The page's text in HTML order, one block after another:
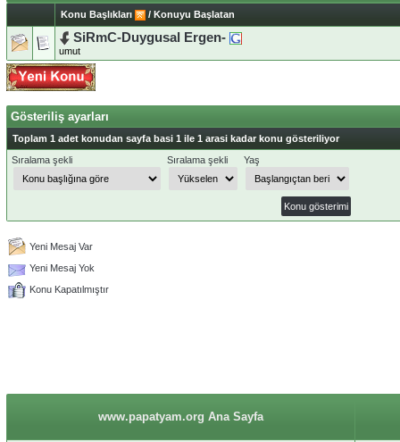
Konu Başlıkları / Konuyu Başlatan
SiRmC-Duygusal Ergen-
umut
Gösteriliş ayarları
Toplam 1 adet konudan sayfa basi 1 ile 1 arasi kadar konu gösteriliyor
Sıralama şekli
Sıralama şekli Yaş
Yeni Mesaj Var
Yeni Mesaj Yok
Konu Kapatılmıştır
www.papatyam.org Ana Sayfa